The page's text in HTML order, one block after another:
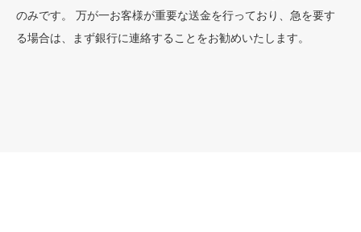
のみです。 万が一お客様が重要な送金を行っており、急を要す
る場合は、まず銀行に連絡することをお勧めいたします。